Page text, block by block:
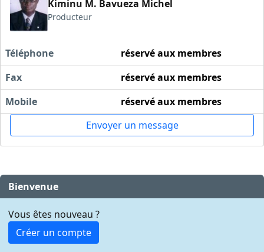
Kiminu M. Bavueza Michel
Producteur
Téléphone
réservé aux membres
Fax
réservé aux membres
Mobile
réservé aux membres
Envoyer un message
Bienvenue
Vous êtes nouveau ?
Créer un compte